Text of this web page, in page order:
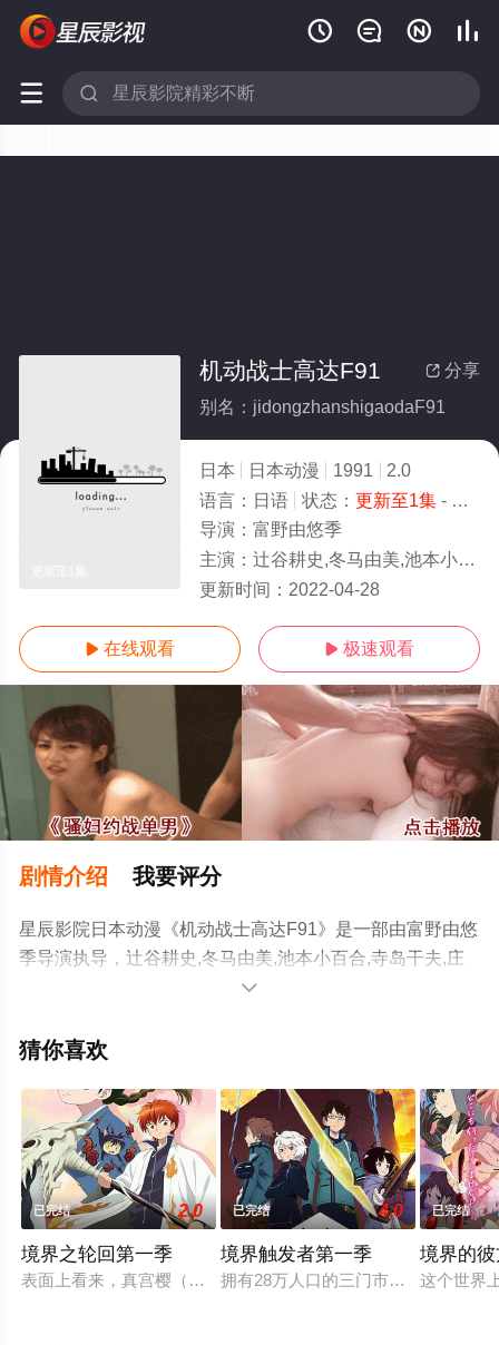
   
 
 分享
机动战士高达F91
别名：jidongzhanshigaodaF91
日本 日本动漫 1991
2.0
语言： 日语 状态： 更新至1集- 免费在线观看
导演： 富野由悠季
主演： 辻谷耕史,冬马由美,池本小百合,寺岛干夫,庄司美代子,高杉哲平,前田昌明,坪井章子
更新时间： 2022-04-28
 在线观看  极速观看
剧情介绍 我要评分
星辰影院日本动漫《机动战士高达F91》是一部由富野由悠
季导演执导，辻谷耕史,冬马由美,池本小百合,寺岛干夫,庄
司美代子,高杉哲平,前田昌明,坪井章子等演员精彩演绎的日
辰影视就够了，更多相关信息可移步至豆瓣动漫、电视猫

猜你喜欢
已完结 2.0
境界之轮回第一季
表面上看来，真宫樱（井上麻里奈 配音）只是一介平平无奇的
已完结 4.0
境界触发者第一季
拥有28万人口的三门市，其境内某天
已完结
境界的
这个世界